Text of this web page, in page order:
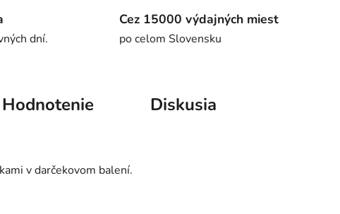
dní.
Cez 15000 výdajných miest
po celom Slovensku
Hodnotenie Diskusia
v darčekovom balení.